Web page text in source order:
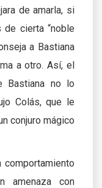
de amarla, si
cierta “noble
a Bastiana
a otro. Así, el
Bastiana no lo
Colás, que le
conjuro mágico
comportamiento
amenaza con